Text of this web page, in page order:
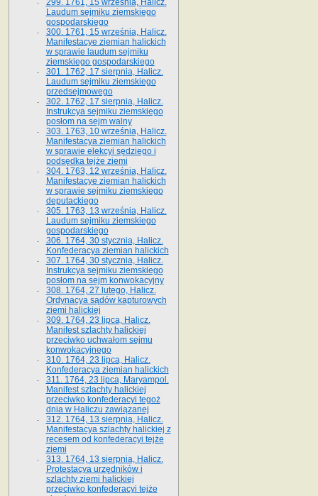
299. 1761, 15 września, Halicz.
Laudum sejmiku ziemskiego
gospodarskiego
300. 1761, 15 września, Halicz.
Manifestacye ziemian halickich
w sprawie laudum sejmiku
ziemskiego gospodarskiego
301. 1762, 17 sierpnia, Halicz.
Laudum sejmiku ziemskiego
przedsejmowego
302. 1762, 17 sierpnia, Halicz.
Instrukcya sejmiku ziemskiego
posłom na sejm walny
303. 1763, 10 września, Halicz.
Manifestacya ziemian halickich
w sprawie elekcyi sędziego i
podsędka tejże ziemi
304. 1763, 12 września, Halicz.
Manifestacye ziemian halickich
w sprawie sejmiku ziemskiego
deputackiego
305. 1763, 13 września, Halicz.
Laudum sejmiku ziemskiego
gospodarskiego
306. 1764, 30 stycznia, Halicz.
Konfederacya ziemian halickich
307. 1764, 30 stycznia, Halicz.
Instrukcya sejmiku ziemskiego
posłom na sejm konwokacyjny
308. 1764, 27 lutego, Halicz.
Ordynacya sądów kapturowych
ziemi halickiej
309. 1764, 23 lipca, Halicz.
Manifest szlachty halickiej
przeciwko uchwałom sejmu
konwokacyjnego
310. 1764, 23 lipca, Halicz.
Konfederacya ziemian halickich
311. 1764, 23 lipca, Maryampol.
Manifest szlachty halickiej
przeciwko konfederacyi tegoż
dnia w Haliczu zawiązanej
312. 1764, 13 sierpnia, Halicz.
Manifestacya szlachty halickiej z
recesem od konfederacyi tejże
ziemi
313. 1764, 13 sierpnia, Halicz.
Protestacya urzędników i
szlachty ziemi halickiej
przeciwko konfederacyi tejże